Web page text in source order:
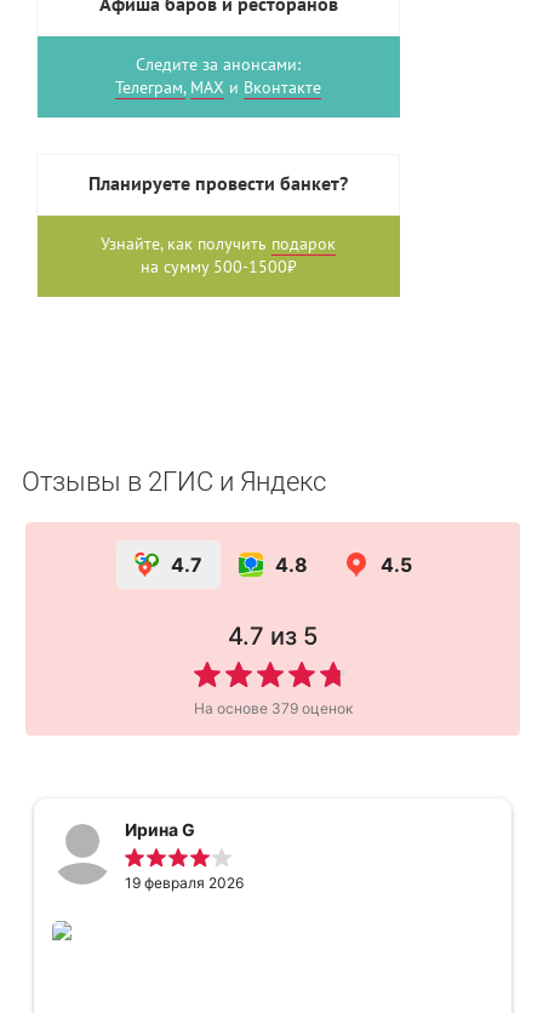
Афиша баров и ресторанов
Следите за анонсами:
Телеграм, MAX и Вконтакте
Планируете провести банкет?
Узнайте, как получить подарок
на сумму 500-1500₽
Отзывы в 2ГИС и Яндекс
4.7 4.8 4.5
4.7 из 5
На основе 379оценок
Ирина G
19 февраля 2026